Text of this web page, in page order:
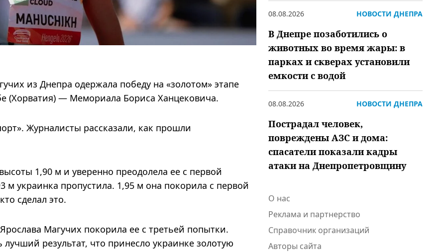
из Днепра одержала победу на «золотом» этапе
(Хорватия) — Мемориала Бориса Ханцековича.
Журналисты рассказали, как прошли
1,90 м и уверенно преодолела ее с первой
украинка пропустила. 1,95 м она покорила с первой
сделал это.
Магучих покорила ее с третьей попытки.
лучший результат, что принесло украинке золотую
08.08.2026 НОВОСТИ ДНЕПРА
В Днепре позаботились о
животных во время жары: в
парках и скверах установили
емкости с водой
08.08.2026 НОВОСТИ ДНЕПРА
Пострадал человек,
повреждены АЗС и дома:
спасатели показали кадры
атаки на Днепропетровщину
О нас
Реклама и партнерство
Справочник организаций
Авторы сайта